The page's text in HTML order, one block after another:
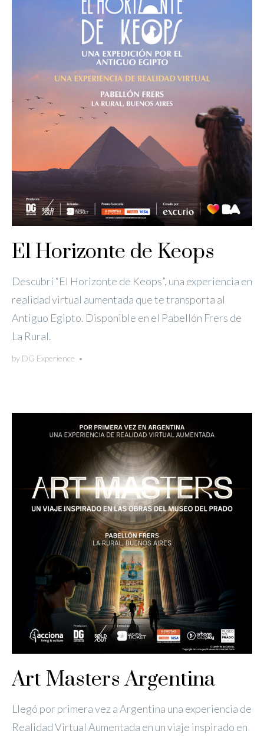
El Horizonte de Keops
Descubrí “El Horizonte de Keops”, una experiencia en
realidad virtual aumentada que te transporta al
Antiguo Egipto. Disponible en el Pabellón Frers de
La Rural.
by DG Experience •
Art Masters Argentina
Llegó por primera vez a Argentina una experiencia de
Realidad Virtual Aumentada en un viaje inspirado en